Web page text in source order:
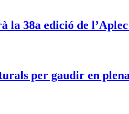
la 38a edició de
per gaudir en